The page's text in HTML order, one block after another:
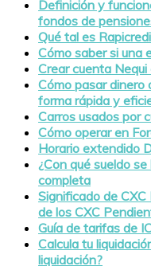
Definición y
fondos de
Qué tal es
Cómo saber si una
Crear cuenta Nequi
Cómo pasar dinero
forma rápida y
Carros usados por
Cómo operar en
Horario extendido
¿Con qué sueldo
completa
Significado de
de los CXC
Guía de tarifas de
Calcula tu
liquidación?